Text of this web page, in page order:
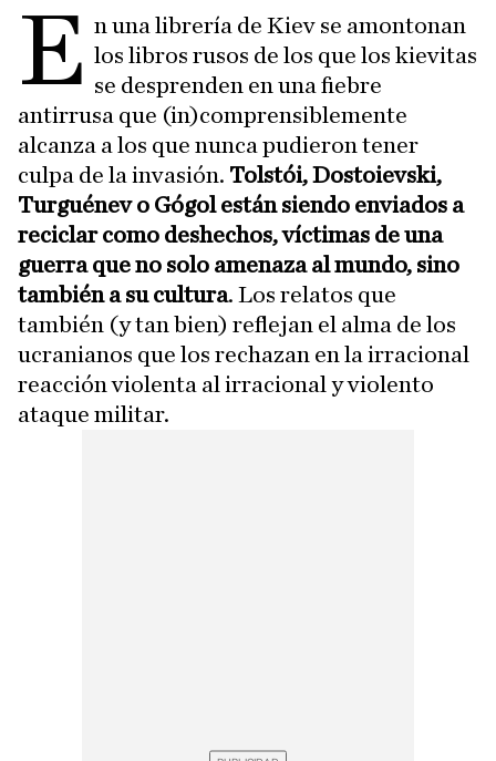
E n una librería de Kiev se amontonan
los libros rusos de los que los kievitas
se desprenden en una fiebre
antirrusa que (in)comprensiblemente
alcanza a los que nunca pudieron tener
culpa de la invasión. Tolstói, Dostoievski,
Turguénev o Gógol están siendo enviados a
reciclar como deshechos, víctimas de una
guerra que no solo amenaza al mundo, sino
también a su cultura. Los relatos que
también (y tan bien) reflejan el alma de los
ucranianos que los rechazan en la irracional
reacción violenta al irracional y violento
ataque militar.